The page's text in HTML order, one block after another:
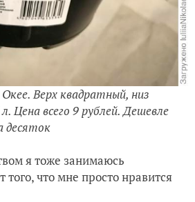
Верх квадратный, низ
Цена всего 9 рублей. Дешевле
десяток
я тоже занимаюсь
того, что мне просто нравится